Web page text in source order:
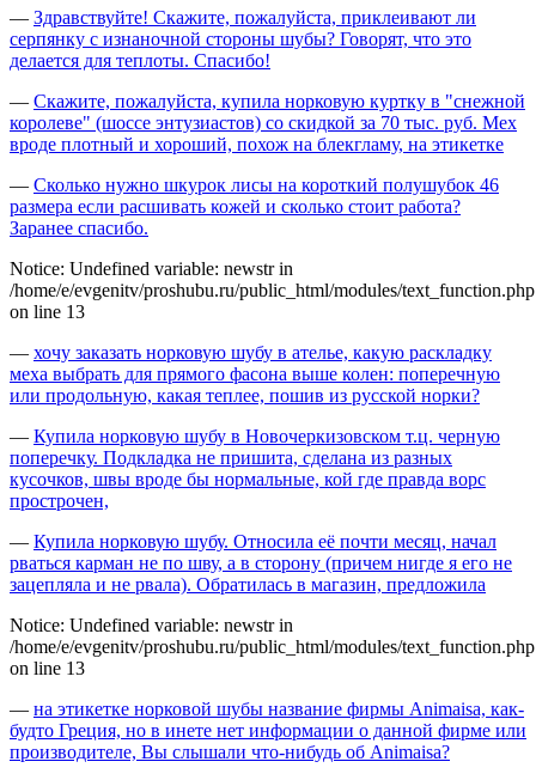
— Здравствуйте! Скажите, пожалуйста, приклеивают ли
серпянку с изнаночной стороны шубы? Говорят, что это
делается для теплоты. Спасибо!
— Скажите, пожалуйста, купила норковую куртку в "снежной
королеве" (шоссе энтузиастов) со скидкой за 70 тыс. руб. Мех
вроде плотный и хороший, похож на блекгламу, на этикетке
— Сколько нужно шкурок лисы на короткий полушубок 46
размера если расшивать кожей и сколько стоит работа?
Заранее спасибо.
Notice: Undefined variable: newstr in
/home/e/evgenitv/proshubu.ru/public_html/modules/text_function.php
on line 13
— хочу заказать норковую шубу в ателье, какую раскладку
меха выбрать для прямого фасона выше колен: поперечную
или продольную, какая теплее, пошив из русской норки?
— Купила норковую шубу в Новочеркизовском т.ц. черную
поперечку. Подкладка не пришита, сделана из разных
кусочков, швы вроде бы нормальные, кой где правда ворс
прострочен,
— Купила норковую шубу. Относила её почти месяц, начал
рваться карман не по шву, а в сторону (причем нигде я его не
зацепляла и не рвала). Обратилась в магазин, предложила
Notice: Undefined variable: newstr in
/home/e/evgenitv/proshubu.ru/public_html/modules/text_function.php
on line 13
— на этикетке норковой шубы название фирмы Animaisa, как-
будто Греция, но в инете нет информации о данной фирме или
производителе, Вы слышали что-нибудь об Animaisa?